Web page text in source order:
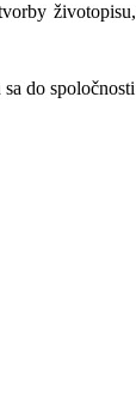
do